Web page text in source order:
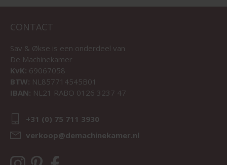
CONTACT
Sav & Økse is een onderdeel van
De Machinekamer
KvK: 69067058
BTW: NL857714545B01
IBAN: NL21 RABO 0126 3237 47
+31 (0) 75 711 3930
verkoop@demachinekamer.nl